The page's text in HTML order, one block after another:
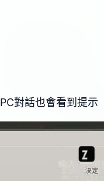
對話也會看到提示